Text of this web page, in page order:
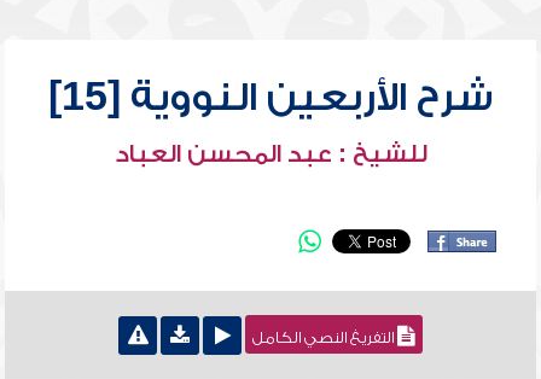
شرح الأربعين النووية [15]
للشيخ : عبد المحسن العباد
التفريغ النصي الكامل